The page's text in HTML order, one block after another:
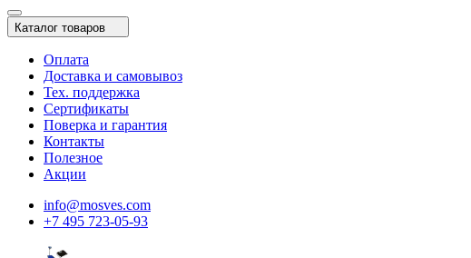
Каталог товаров
Оплата
Доставка и самовывоз
Тех. поддержка
Сертификаты
Поверка и гарантия
Контакты
Полезное
Акции
info@mosves.com
+7 495 723-05-93